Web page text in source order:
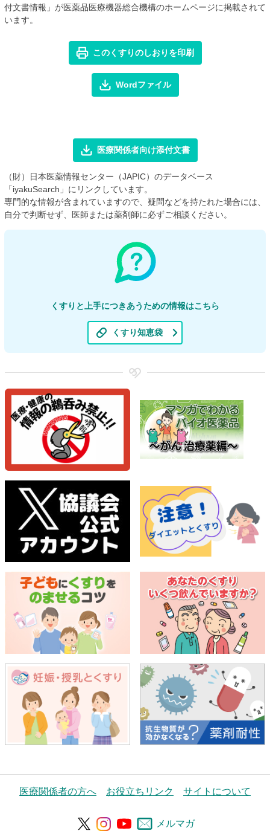
付文書情報」が医薬品医療機器総合機構のホームページに掲載されて
います。
このくすりのしおりを印刷
Wordファイル
医療関係者向け添付文書
（財）日本医薬情報センター（JAPIC）のデータベース
「iyakuSearch」にリンクしています。
専門的な情報が含まれていますので、疑問などを持たれた場合には、
自分で判断せず、医師または薬剤師に必ずご相談ください。
くすりと上手につきあうための情報はこちら
くすり知恵袋
医療関係者の方へ お役立ちリンク サイトについて
メルマガ